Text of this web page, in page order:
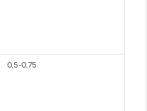
0,5-0,75